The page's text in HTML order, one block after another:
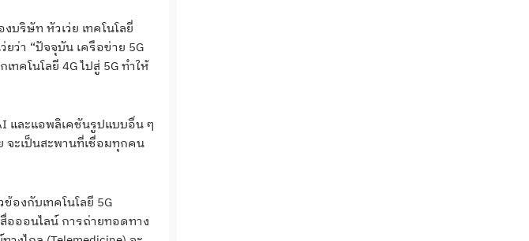
ริษัท หัวเว่ย เทคโนโลยี่
ว่า “ปัจจุบัน เครือข่าย 5G
คโนโลยี 4G ไปสู่ 5G ทำให้
และแอพลิเคชันรูปแบบอื่น ๆ
จะเป็นสะพานที่เชื่อมทุกคน
องกับเทคโนโลยี 5G
อออนไลน์ การถ่ายทอดทาง